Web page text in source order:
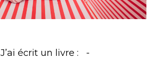
J’ai écrit un livre :